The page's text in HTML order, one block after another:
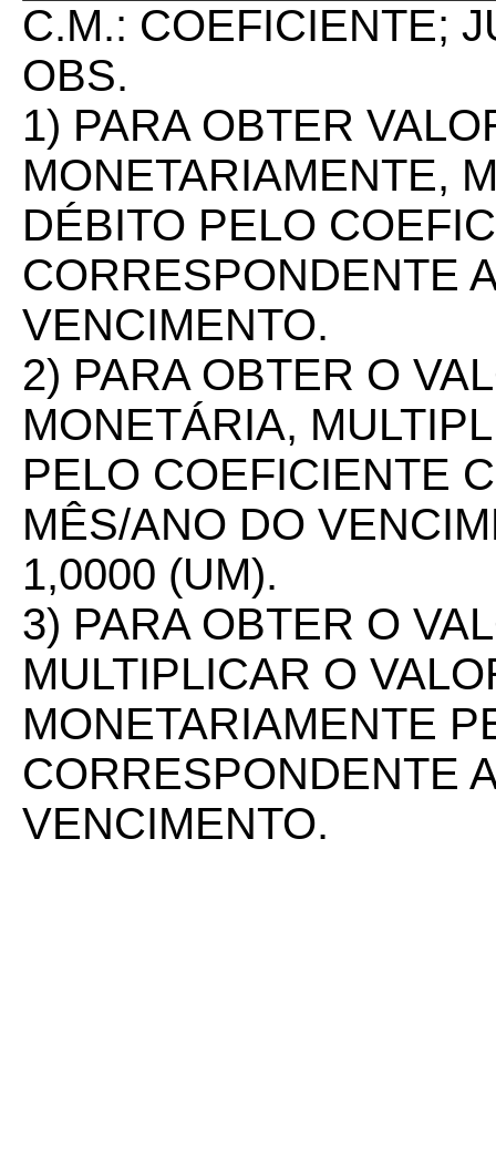
C.M.: COEFICIENTE;
OBS.
1) PARA OBTER
MONETARIAMENTE,
DÉBITO PELO
CORRESPONDENTE
VENCIMENTO.
2) PARA OBTER O
MONETÁRIA,
PELO COEFICIENTE
MÊS/ANO DO
1,0000 (UM).
3) PARA OBTER O
MULTIPLICAR O
MONETARIAMENTE
CORRESPONDENTE
VENCIMENTO.